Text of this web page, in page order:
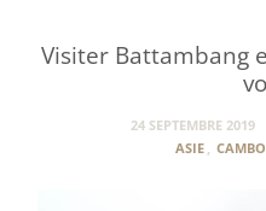
Visiter Battambang
24 SEPTEMBRE 2019
ASIE